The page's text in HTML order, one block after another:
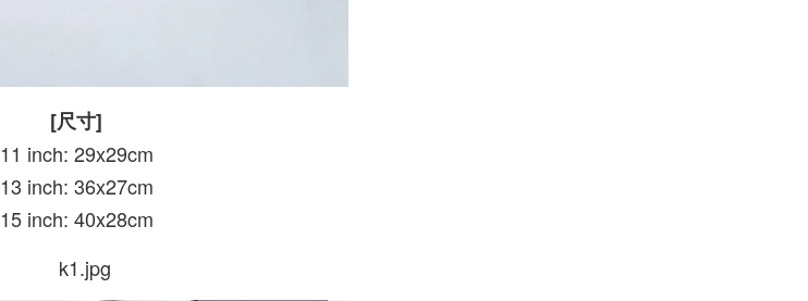
[尺寸]
11 inch: 29x29cm
13 inch: 36x27cm
15 inch: 40x28cm